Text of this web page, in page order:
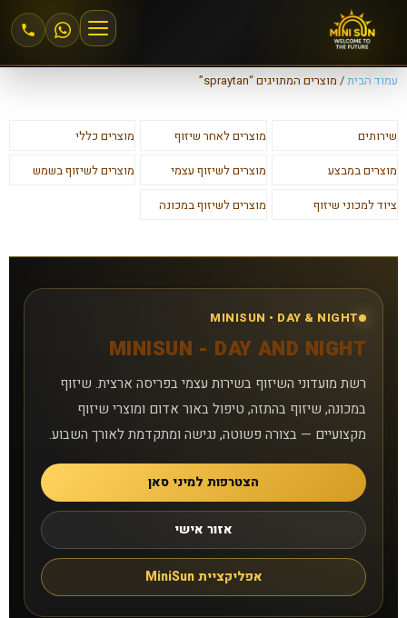
אזור אישי
מחירים וחבילות
שיזוף במכונה
שיזוף בהתזה
סניפים
טיפול באור אדום
אפליקציית MiniSun
עמוד הבית/ מוצרים המתויגים “spraytan”
שירותים מוצרים לאחר שיזוף
מוצרים כללי
מוצרים במבצע
מוצרים לשיזוף עצמי
מוצרים לשיזוף בשמש
ציוד למכוני שיזוף
מוצרים לשיזוף במכונה
MINISUN • DAY & NIGHT
MINISUN - DAY AND NIGHT
רשת מועדוני השיזוף בשירות עצמי בפריסה ארצית. שיזוף
במכונה, שיזוף בהתזה, טיפול באור אדום ומוצרי שיזוף
מקצועיים — בצורה פשוטה, נגישה ומתקדמת לאורך השבוע.
הצטרפות למיני סאן
אזור אישי
אפליקציית MiniSun